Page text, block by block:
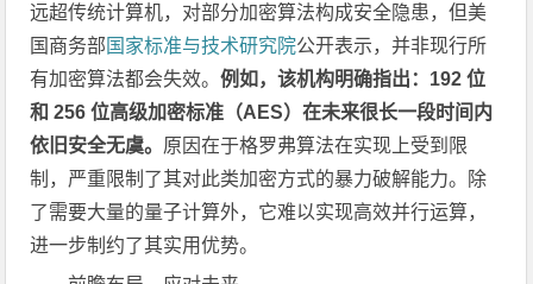
远超传统计算机，对部分加密算法构成安全隐患，但美
国商务部 国家标准与技术研究院公开表示，并非现行所
有加密算法都会失效。例如，该机构明确指出：192 位
和 256 位高级加密标准（AES）在未来很长一段时间内
依旧安全无虞。 原因在于格罗弗算法在实现上受到限
制，严重限制了其对此类加密方式的暴力破解能力。除
了需要大量的量子计算外，它难以实现高效并行运算，
进一步制约了其实用优势。